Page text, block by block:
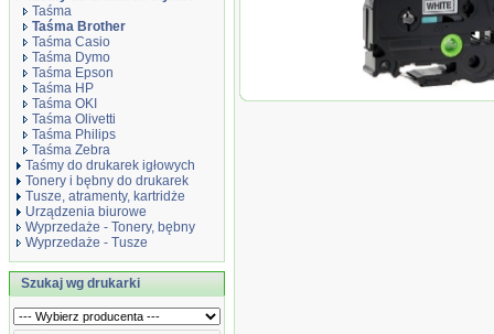
Taśma
Taśma Brother
Taśma Casio
Taśma Dymo
Taśma Epson
Taśma HP
Taśma OKI
Taśma Olivetti
Taśma Philips
Taśma Zebra
Taśmy do drukarek igłowych
Tonery i bębny do drukarek
Tusze, atramenty, kartridże
Urządzenia biurowe
Wyprzedaże - Tonery, bębny
Wyprzedaże - Tusze
Szukaj wg drukarki
Taśma zamiennik